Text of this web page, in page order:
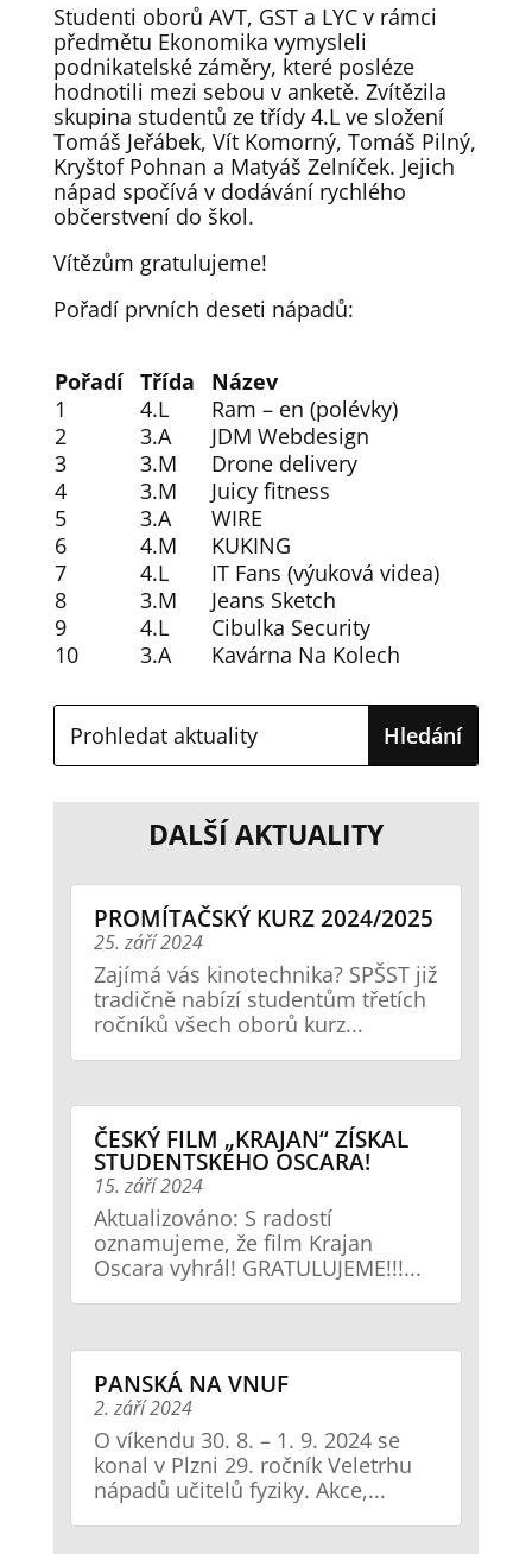
Studenti oborů AVT, GST a LYC v rámci
předmětu Ekonomika vymysleli
podnikatelské záměry, které posléze
hodnotili mezi sebou v anketě. Zvítězila
skupina studentů ze třídy 4.L ve složení
Tomáš Jeřábek, Vít Komorný, Tomáš Pilný,
Kryštof Pohnan a Matyáš Zelníček. Jejich
nápad spočívá v dodávání rychlého
občerstvení do škol.
Vítězům gratulujeme!
Pořadí prvních deseti nápadů:
Pořadí Třída
Název
1
4.L
Ram – en (polévky)
2
3.A
JDM Webdesign
3
3.M
Drone delivery
4
3.M
Juicy fitness
5
3.A
WIRE
6
4.M
KUKING
7
4.L
IT Fans (výuková videa)
8
3.M
Jeans Sketch
9
4.L
Cibulka Security
10
3.A Kavárna Na Kolech
DALŠÍ AKTUALITY
PROMÍTAČSKÝ KURZ 2024/2025
25. září 2024
Zajímá vás kinotechnika? SPŠST již
tradičně nabízí studentům třetích
ročníků všech oborů kurz...
ČESKÝ FILM „KRAJAN“ ZÍSKAL
STUDENTSKÉHO OSCARA!
15. září 2024
Aktualizováno: S radostí
oznamujeme, že film Krajan
Oscara vyhrál! GRATULUJEME!!!...
PANSKÁ NA VNUF
2. září 2024
O víkendu 30. 8. – 1. 9. 2024 se
konal v Plzni 29. ročník Veletrhu
nápadů učitelů fyziky. Akce,...